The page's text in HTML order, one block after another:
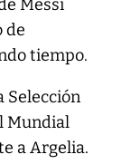
Messi
de
tiempo.
Selección
Mundial
a Argelia.